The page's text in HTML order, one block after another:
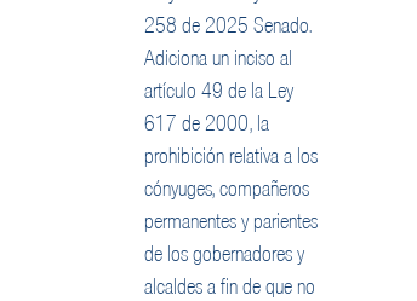
258 de 2025 Senado.
Adiciona un inciso al
artículo 49 de la Ley
617 de 2000, la
prohibición relativa a los
cónyuges, compañeros
permanentes y parientes
de los gobernadores y
alcaldes a fin de que no